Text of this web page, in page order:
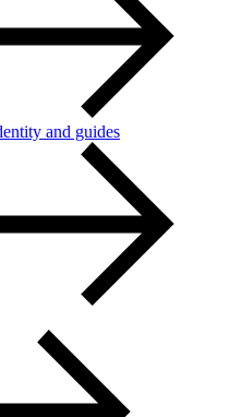
and guides